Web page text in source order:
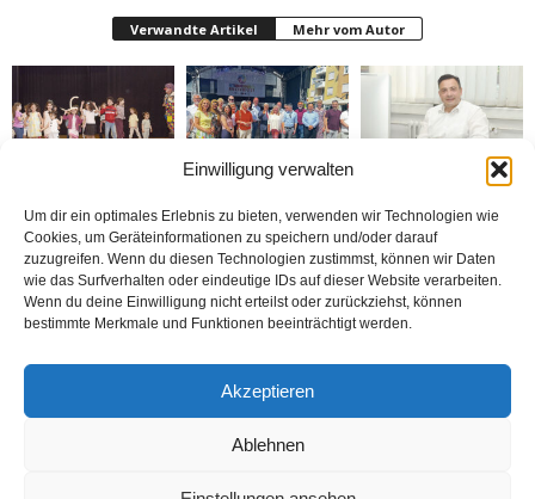
Einwilligung verwalten
Um dir ein optimales Erlebnis zu bieten, verwenden wir Technologien wie
Cookies, um Geräteinformationen zu speichern und/oder darauf
zuzugreifen. Wenn du diesen Technologien zustimmst, können wir Daten
wie das Surfverhalten oder eindeutige IDs auf dieser Website verarbeiten.
Wenn du deine Einwilligung nicht erteilst oder zurückziehst, können
bestimmte Merkmale und Funktionen beeinträchtigt werden.
Akzeptieren
Ablehnen
Verwandte Artikel Mehr vom Autor
Festivali yapıldı
Yabancılar Haftası
donduruldu
Wiedenbrück’e açtı
Bakım Sigortası
Danışmanlığı Yapıyoruz
sistemi ile çalışıyor